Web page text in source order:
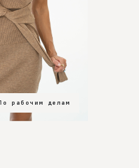
рабочим делам
зал
особенный вечер